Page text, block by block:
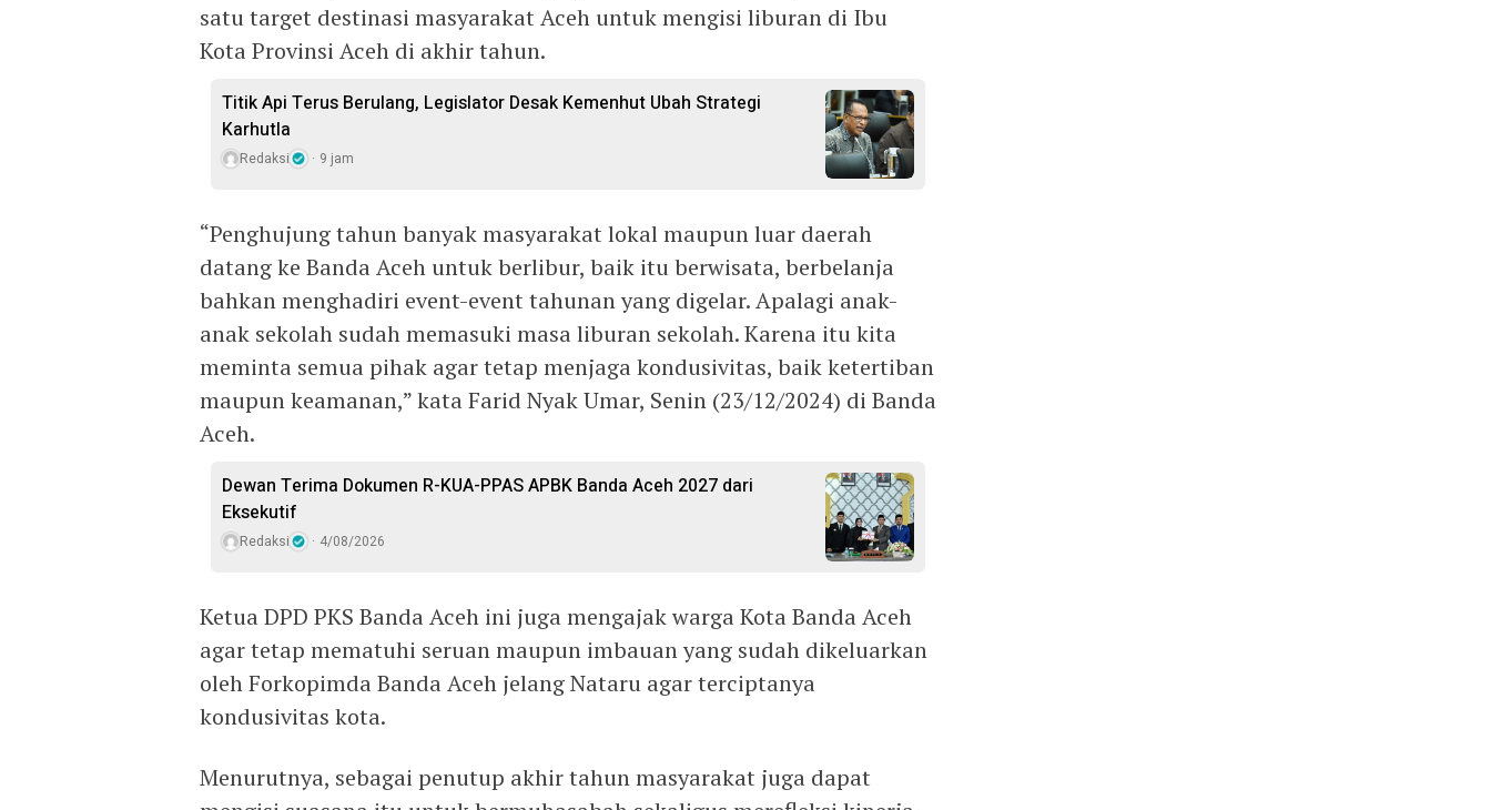
satu target destinasi masyarakat Aceh untuk mengisi liburan di Ibu
Kota Provinsi Aceh di akhir tahun.
Titik Api Terus Berulang, Legislator Desak Kemenhut Ubah Strategi
Karhutla
Redaksi 9 jam
“Penghujung tahun banyak masyarakat lokal maupun luar daerah
datang ke Banda Aceh untuk berlibur, baik itu berwisata, berbelanja
bahkan menghadiri event-event tahunan yang digelar. Apalagi anak-
anak sekolah sudah memasuki masa liburan sekolah. Karena itu kita
meminta semua pihak agar tetap menjaga kondusivitas, baik ketertiban
maupun keamanan,” kata Farid Nyak Umar, Senin (23/12/2024) di Banda
Aceh.
Dewan Terima Dokumen R-KUA-PPAS APBK Banda Aceh 2027 dari
Eksekutif
Redaksi 4/08/2026
Ketua DPD PKS Banda Aceh ini juga mengajak warga Kota Banda Aceh
agar tetap mematuhi seruan maupun imbauan yang sudah dikeluarkan
oleh Forkopimda Banda Aceh jelang Nataru agar terciptanya
kondusivitas kota.
Menurutnya, sebagai penutup akhir tahun masyarakat juga dapat